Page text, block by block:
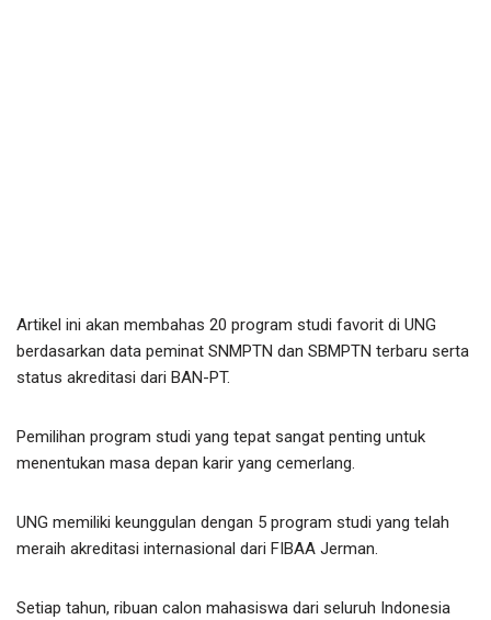
Artikel ini akan membahas 20 program studi favorit di UNG
berdasarkan data peminat SNMPTN dan SBMPTN terbaru serta
status akreditasi dari BAN-PT.
Pemilihan program studi yang tepat sangat penting untuk
menentukan masa depan karir yang cemerlang.
UNG memiliki keunggulan dengan 5 program studi yang telah
meraih akreditasi internasional dari FIBAA Jerman.
Setiap tahun, ribuan calon mahasiswa dari seluruh Indonesia